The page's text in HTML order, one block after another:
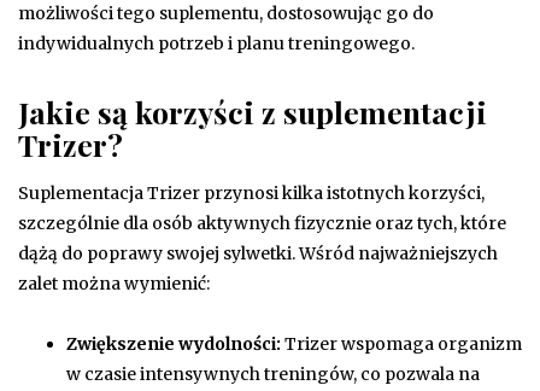
możliwości tego suplementu, dostosowując go do
indywidualnych potrzeb i planu treningowego.
Jakie są korzyści z suplementacji
Trizer?
Suplementacja Trizer przynosi kilka istotnych korzyści,
szczególnie dla osób aktywnych fizycznie oraz tych, które
dążą do poprawy swojej sylwetki. Wśród najważniejszych
zalet można wymienić:
Zwiększenie wydolności: Trizer wspomaga organizm
w czasie intensywnych treningów, co pozwala na